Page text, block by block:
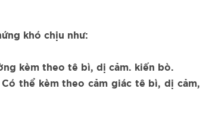
khó chịu như:
kèm theo tê bì, dị cảm. kiến bò.
thể kèm theo cảm giác tê bì, dị cảm,